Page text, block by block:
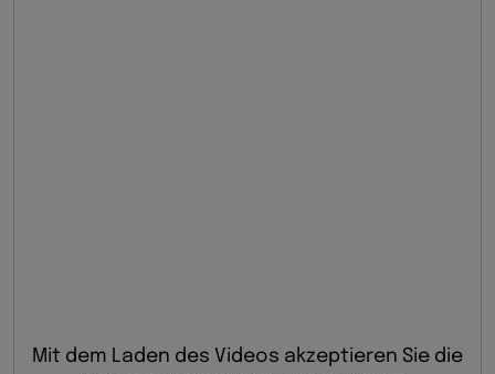
Mit dem Laden des Videos akzeptieren Sie die